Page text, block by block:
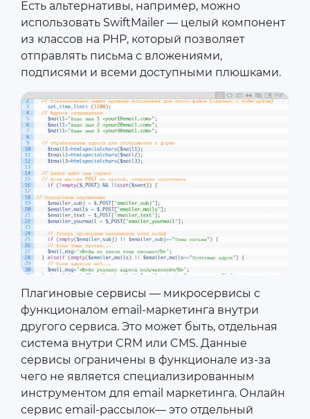
Есть альтернативы, например, можно
использовать SwiftMailer — целый компонент
из классов на PHP, который позволяет
отправлять письма с вложениями,
подписями и всеми доступными плюшками.
Плагиновые сервисы — микросервисы с
функционалом email-маркетинга внутри
другого сервиса. Это может быть, отдельная
система внутри CRM или CMS. Данные
сервисы ограничены в функционале из-за
чего не является специализированным
инструментом для email маркетинга. Онлайн
сервис email-рассылок— это отдельный